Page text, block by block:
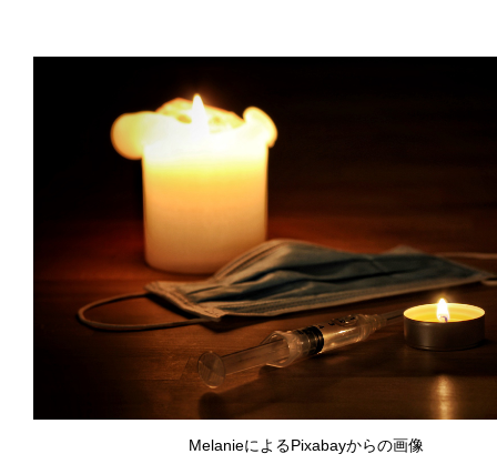
MelanieによるPixabayからの画像